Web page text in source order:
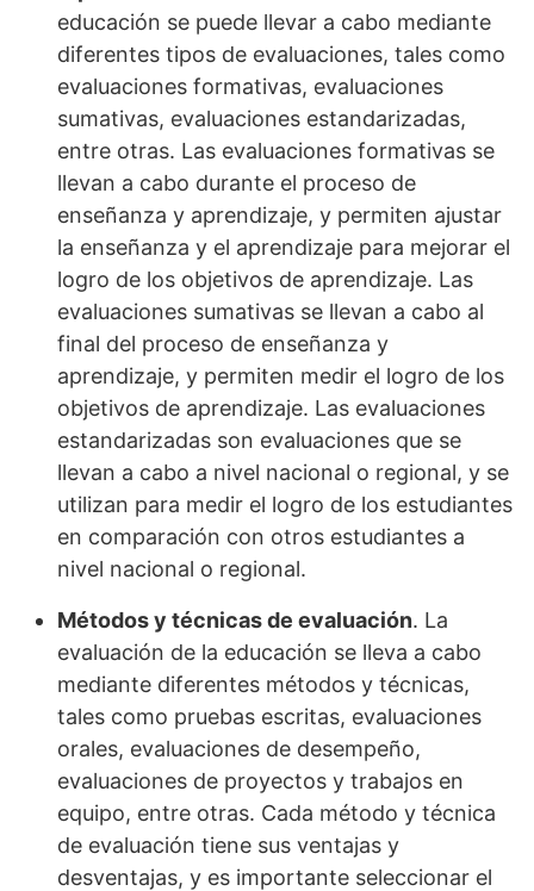
educación se puede llevar a cabo mediante
diferentes tipos de evaluaciones, tales como
evaluaciones formativas, evaluaciones
sumativas, evaluaciones estandarizadas,
entre otras. Las evaluaciones formativas se
llevan a cabo durante el proceso de
enseñanza y aprendizaje, y permiten ajustar
la enseñanza y el aprendizaje para mejorar el
logro de los objetivos de aprendizaje. Las
evaluaciones sumativas se llevan a cabo al
final del proceso de enseñanza y
aprendizaje, y permiten medir el logro de los
objetivos de aprendizaje. Las evaluaciones
estandarizadas son evaluaciones que se
llevan a cabo a nivel nacional o regional, y se
utilizan para medir el logro de los estudiantes
en comparación con otros estudiantes a
nivel nacional o regional.
Métodos y técnicas de evaluación. La
evaluación de la educación se lleva a cabo
mediante diferentes métodos y técnicas,
tales como pruebas escritas, evaluaciones
orales, evaluaciones de desempeño,
evaluaciones de proyectos y trabajos en
equipo, entre otras. Cada método y técnica
de evaluación tiene sus ventajas y
desventajas, y es importante seleccionar el